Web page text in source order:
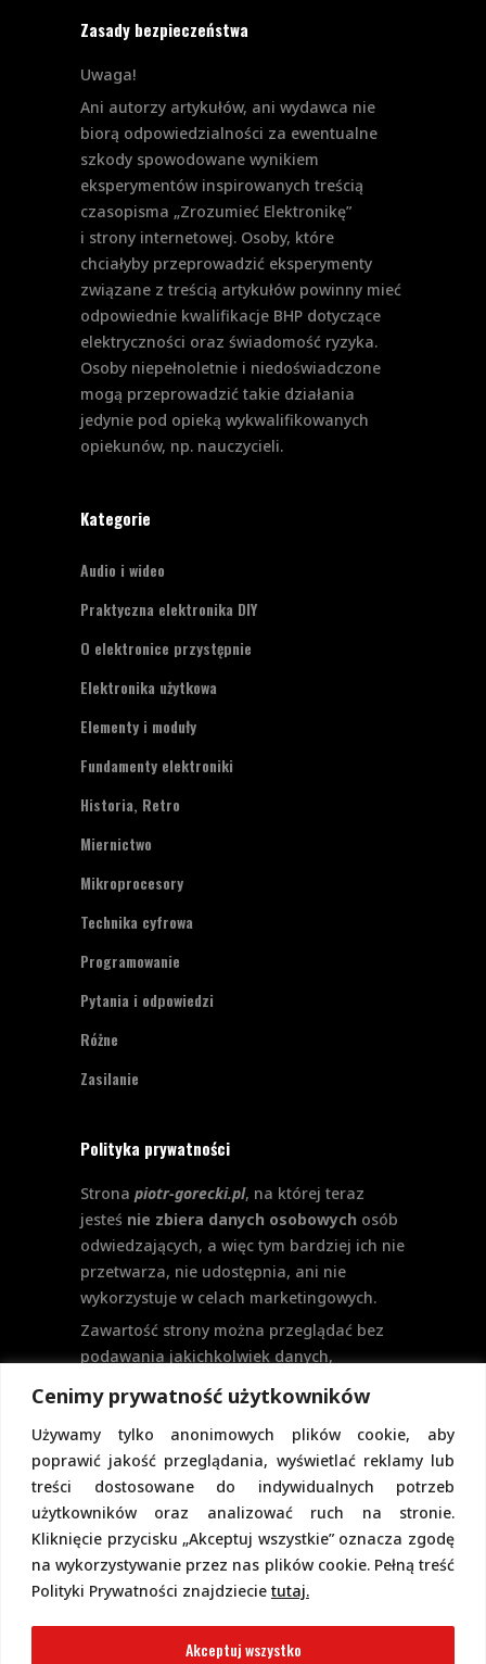
Cenimy prywatność użytkowników
Używamy tylko anonimowych plików cookie, aby
poprawić jakość przeglądania, wyświetlać reklamy lub
treści dostosowane do indywidualnych potrzeb
użytkowników oraz analizować ruch na stronie.
Kliknięcie przycisku „Akceptuj wszystkie” oznacza zgodę
na wykorzystywanie przez nas plików cookie. Pełną treść
Polityki Prywatności znajdziecie tutaj.
Akceptuj wszystko
Zasady bezpieczeństwa
Uwaga!
Ani autorzy artykułów, ani wydawca nie
biorą odpowiedzialności za ewentualne
szkody spowodowane wynikiem
eksperymentów inspirowanych treścią
czasopisma „Zrozumieć Elektronikę”
i strony internetowej. Osoby, które
chciałyby przeprowadzić eksperymenty
związane z treścią artykułów powinny mieć
odpowiednie kwalifikacje BHP dotyczące
elektryczności oraz świadomość ryzyka.
Osoby niepełnoletnie i niedoświadczone
mogą przeprowadzić takie działania
jedynie pod opieką wykwalifikowanych
opiekunów, np. nauczycieli.
Kategorie
Audio i wideo
Praktyczna elektronika DIY
O elektronice przystępnie
Elektronika użytkowa
Elementy i moduły
Fundamenty elektroniki
Historia, Retro
Miernictwo
Mikroprocesory
Technika cyfrowa
Programowanie
Pytania i odpowiedzi
Różne
Zasilanie
Polityka prywatności
Strona piotr-gorecki.pl, na której teraz
jesteś nie zbiera danych osobowych osób
odwiedzających, a więc tym bardziej ich nie
przetwarza, nie udostępnia, ani nie
wykorzystuje w celach marketingowych.
Zawartość strony można przeglądać bez
podawania jakichkolwiek danych,
logowanie. Aktualnie na stronie nie
przewiduje się formularzy kontaktowych
ani systemu komentarzy, co wiązałoby się
z udostępnianiem i przetwarzaniem
danych osobowych.
Pełną politykę prywatności znajdziecie
pod tym linkiem.
Polityka Cookies